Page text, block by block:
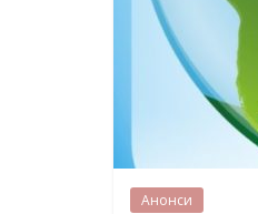
Анонси